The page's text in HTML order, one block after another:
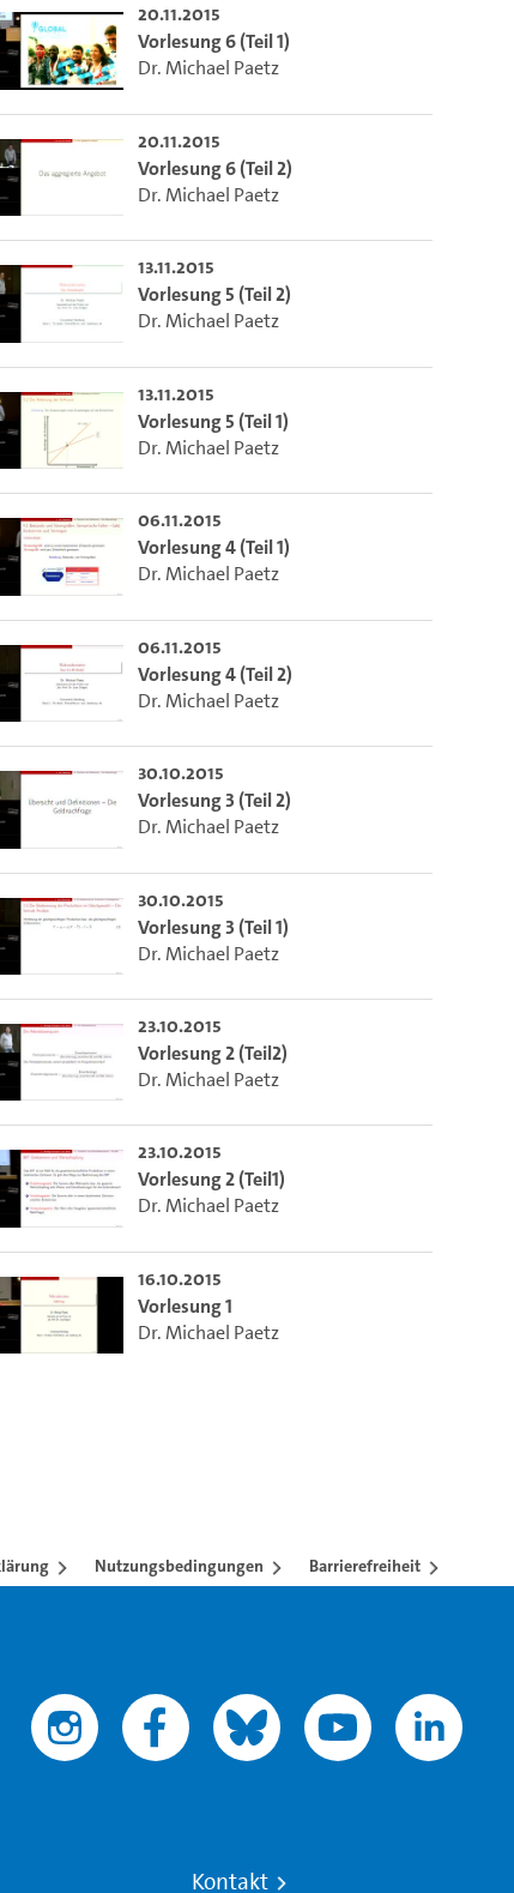
20.11.2015
Vorlesung 6 (Teil 1)
Dr. Michael Paetz
20.11.2015
Vorlesung 6 (Teil 2)
Dr. Michael Paetz
13.11.2015
Vorlesung 5 (Teil 2)
Dr. Michael Paetz
13.11.2015
Vorlesung 5 (Teil 1)
Dr. Michael Paetz
06.11.2015
Vorlesung 4 (Teil 1)
Dr. Michael Paetz
06.11.2015
Vorlesung 4 (Teil 2)
Dr. Michael Paetz
30.10.2015
Vorlesung 3 (Teil 2)
Dr. Michael Paetz
30.10.2015
Vorlesung 3 (Teil 1)
Dr. Michael Paetz
23.10.2015
Vorlesung 2 (Teil2)
Dr. Michael Paetz
23.10.2015
Vorlesung 2 (Teil1)
Dr. Michael Paetz
16.10.2015
Vorlesung 1
Dr. Michael Paetz
Nutzungsbedingungen Barrierefreiheit
Kontakt